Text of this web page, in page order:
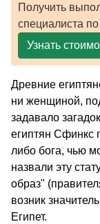
Получить
специалиста
Узнать
Древние
ни женщиной,
задавало
египтян Сфинкс
либо бога, чью
назвали эту
образ"
возник
Египет.